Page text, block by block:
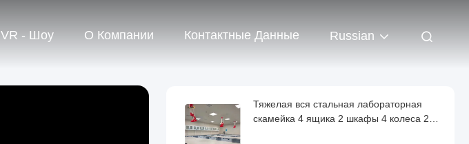
VR - Шоу О Компании Контактные Данные Russian
Тяжелая вся стальная лабораторная
скамейка 4 ящика 2 шкафы 4 колеса 250